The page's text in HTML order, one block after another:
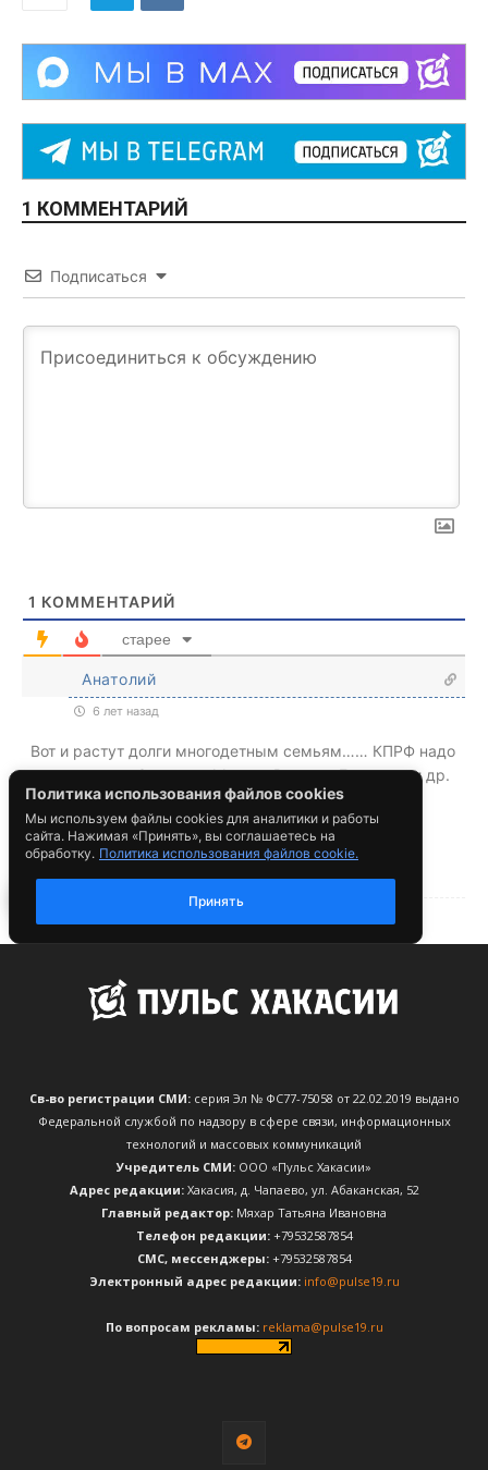
Св-во регистрации СМИ:серия Эл № ФС77-75058 от 22.02.2019 выдано
Федеральной службой по надзору в сфере связи, информационных
технологий и массовых коммуникаций
Учредитель СМИ: ООО «Пульс Хакасии»
Адрес редакции:Хакасия, д. Чапаево, ул. Абаканская, 52
Главный редактор: Мяхар Татьяна Ивановна
Телефон редакции:+79532587854
CМС, мессенджеры:+79532587854
Электронный адрес редакции: info@pulse19.ru
По вопросам рекламы: reklama@pulse19.ru